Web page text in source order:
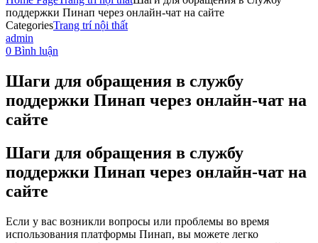
поддержки Пинап через онлайн-чат на сайте
CategoriesTrang trí nội thất
admin
0 Bình luận
Шаги для обращения в службу
поддержки Пинап через онлайн-чат на
сайте
Шаги для обращения в службу
поддержки Пинап через онлайн-чат на
сайте
Если у вас возникли вопросы или проблемы во время
использования платформы Пинап, вы можете легко